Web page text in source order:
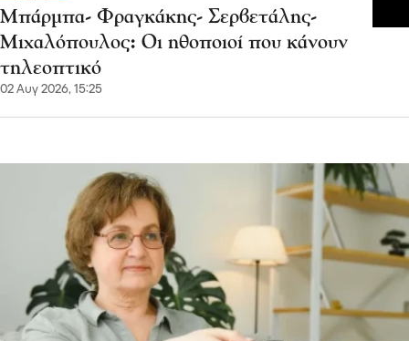
Μπάρμπα- Φραγκάκης- Σερβετάλης-
Μιχαλόπουλος: Οι ηθοποιοί που κάνουν
τηλεοπτικό
02 Αυγ 2026, 15:25